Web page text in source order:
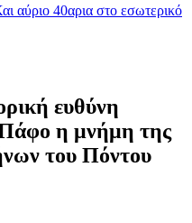
αύριο 40αρια στο εσωτερικό
ευθύνη
η μνήμη της
του Πόντου